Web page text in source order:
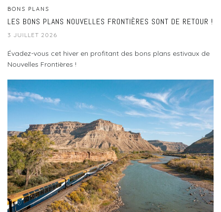
BONS PLANS
LES BONS PLANS NOUVELLES FRONTIÈRES SONT DE RETOUR !
3 JUILLET 2026
Évadez-vous cet hiver en profitant des bons plans estivaux de
Nouvelles Frontières !